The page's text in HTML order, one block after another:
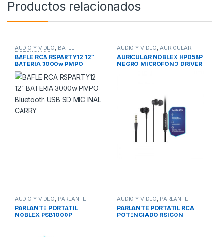
Productos relacionados
AUDIO Y VIDEO, BAFLE
POTENCIADO
BAFLE RCA RSPARTY12 12″
BATERIA 3000w PMPO
Bluetooth USB SD MIC INAL
CARRY
AUDIO Y VIDEO, AURICULAR
AURICULAR NOBLEX HP05BP
NEGRO MICROFONO DRIVER
AUDIO Y VIDEO, PARLANTE
PORTATIL BLUETOOTH
PARLANTE PORTATIL
NOBLEX PSB1000P
AUDIO Y VIDEO, PARLANTE
PORTATIL BLUETOOTH
PARLANTE PORTATIL RCA
POTENCIADO RSICON